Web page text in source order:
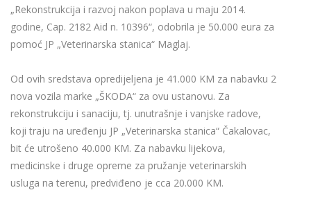
„Rekonstrukcija i razvoj nakon poplava u maju 2014.
godine, Cap. 2182 Aid n. 10396“, odobrila je 50.000 eura za
pomoć JP „Veterinarska stanica“ Maglaj.
Od ovih sredstava opredijeljena je 41.000 KM za nabavku 2
nova vozila marke „ŠKODA“ za ovu ustanovu. Za
rekonstrukciju i sanaciju, tj. unutrašnje i vanjske radove,
koji traju na uređenju JP „Veterinarska stanica“ Čakalovac,
bit će utrošeno 40.000 KM. Za nabavku lijekova,
medicinske i druge opreme za pružanje veterinarskih
usluga na terenu, predviđeno je cca 20.000 KM.